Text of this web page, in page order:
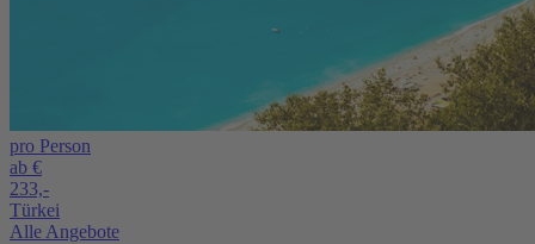
pro Person
ab €
233,-
Türkei
Alle Angebote